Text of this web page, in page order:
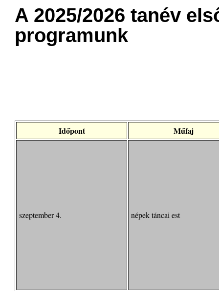
A 2025/2026 tanév
programunk
Időpont Műfaj
szeptember 4. népek táncai est